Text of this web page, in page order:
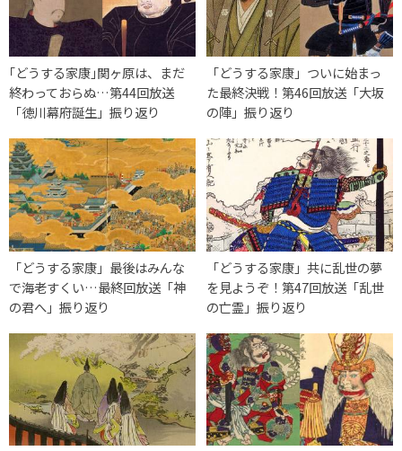
｢どうする家康｣関ヶ原は、まだ
終わっておらぬ…第44回放送
「徳川幕府誕生」振り返り
「どうする家康」ついに始まっ
た最終決戦！第46回放送「大坂
の陣」振り返り
「どうする家康」最後はみんな
で海老すくい…最終回放送「神
の君へ」振り返り
「どうする家康」共に乱世の夢
を見ようぞ！第47回放送「乱世
の亡霊」振り返り